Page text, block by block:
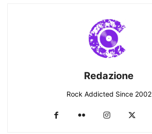
Redazione
Rock Addicted Since 2002